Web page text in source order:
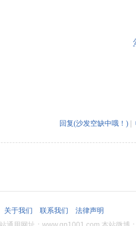
回复(沙发空缺中哦！)
关于我们 联系我们
法律声明